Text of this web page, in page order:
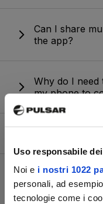
Uso responsabile
Noi e i nostri 1022
personali, ad
tecnologie come i
Can I share
the app?
Why do I need
my phone to
My Pulsar
using GPS or
via Stream